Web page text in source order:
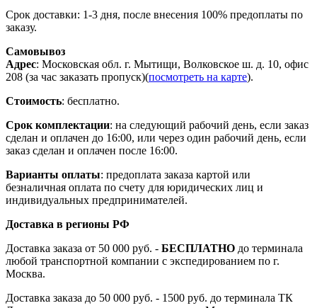
Срок доставки: 1-3 дня, после внесения 100% предоплаты по
заказу.
Самовывоз
Адрес: Московская обл. г. Мытищи, Волковское ш. д. 10, офис
208 (за час заказать пропуск)(посмотреть на карте).
Стоимость: бесплатно.
Срок комплектации: на следующий рабочий день, если заказ
сделан и оплачен до 16:00, или через один рабочий день, если
заказ сделан и оплачен после 16:00.
Варианты оплаты: предоплата заказа картой или
безналичная оплата по счету для юридических лиц и
индивидуальных предпринимателей.
Доставка в регионы РФ
Доставка заказа от 50 000 руб. - БЕСПЛАТНО до терминала
любой транспортной компании с экспедированием по г.
Москва.
Доставка заказа до 50 000 руб. - 1500 руб. до терминала ТК